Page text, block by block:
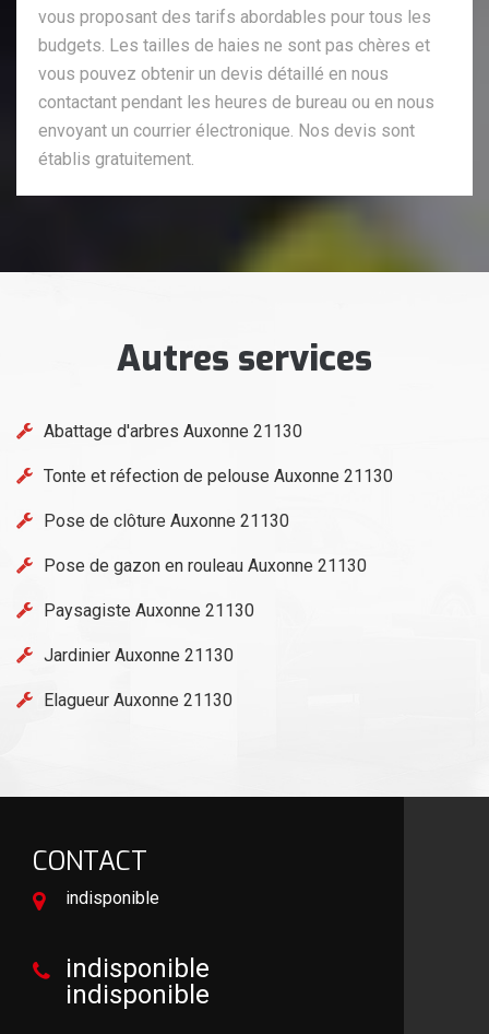
vous proposant des tarifs abordables pour tous les
budgets. Les tailles de haies ne sont pas chères et
vous pouvez obtenir un devis détaillé en nous
contactant pendant les heures de bureau ou en nous
envoyant un courrier électronique. Nos devis sont
établis gratuitement.
Autres services
Abattage d'arbres Auxonne 21130
Tonte et réfection de pelouse Auxonne 21130
Pose de clôture Auxonne 21130
Pose de gazon en rouleau Auxonne 21130
Paysagiste Auxonne 21130
Jardinier Auxonne 21130
Elagueur Auxonne 21130
CONTACT
indisponible
indisponible
indisponible